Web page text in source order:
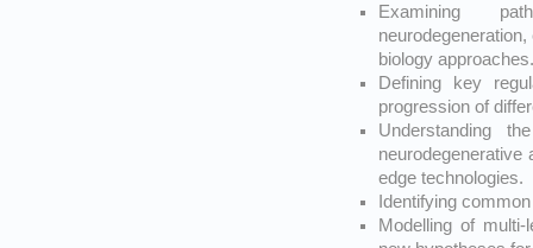
Examining
biology approaches.
Defining key
progression of
Understanding
neurodegenerative
edge technologies.
Identifying
Modelling of